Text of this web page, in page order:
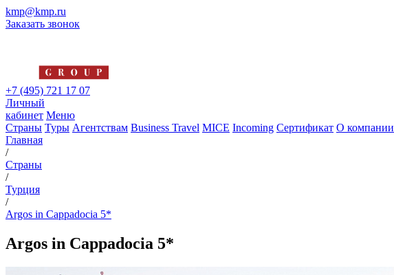
kmp@kmp.ru
Заказать звонок
+7 (495) 721 17 07
Личный
кабинет Меню
Страны Туры Агентствам Business Travel MICE Incoming Сертификат О компании
Главная
/
Страны
/
Турция
/
Argos in Cappadocia 5*
Argos in Cappadocia 5*